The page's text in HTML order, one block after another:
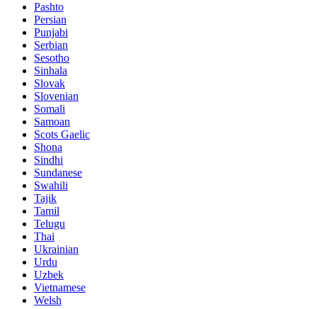
Pashto
Persian
Punjabi
Serbian
Sesotho
Sinhala
Slovak
Slovenian
Somali
Samoan
Scots Gaelic
Shona
Sindhi
Sundanese
Swahili
Tajik
Tamil
Telugu
Thai
Ukrainian
Urdu
Uzbek
Vietnamese
Welsh